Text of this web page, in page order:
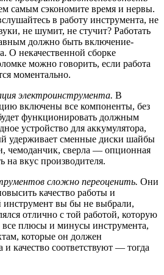
самым сэкономите время и нервы.
в работу инструмента, не
не шумит, не стучит? Работать
должно быть включение-
О некачественной сборке
можно говорить, если работа
моментально.
электроинструмента. В
включены все компоненты, без
функционировать должным
устройство для аккумулятора,
удерживает сменные диски шайбы
чемоданчик, сверла — опционная
на вкус производителя.
сложно переоценить. Они
качество работы и
инструмент вы бы не выбрали,
отлично с той работой, которую
все плюсы и минусы инструмента,
которые он должен
и качество соответствуют — тогда